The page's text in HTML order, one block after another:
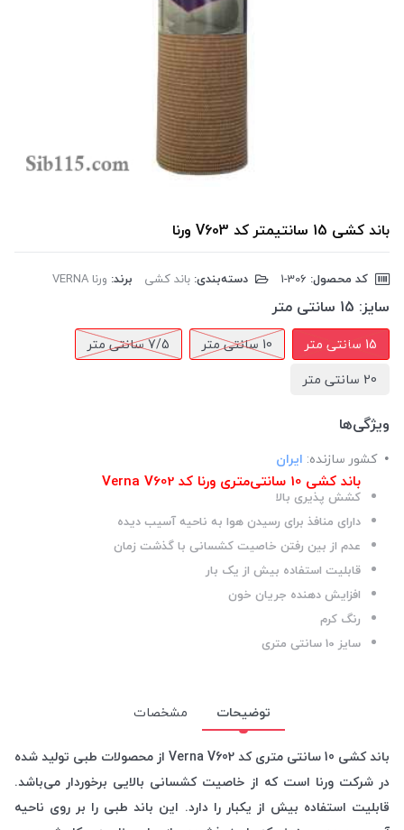
باند کشی 15 سانتیمتر کد V603 ورنا
کد محصول: دسته‌بندی: باند کشی برند: ورنا VERNA
سایز: 15 سانتی متر
15 سانتی متر 10 سانتی متر
7/5 سانتی متر
20 سانتی متر
ویژگی‌ها
کشور سازنده: ایران
باند کشی 10 سانتی‌متری ورنا کد Verna V602
کشش پذیری بالا
دارای منافذ برای رسیدن هوا به ناحیه آسیب دیده
عدم از بین رفتن خاصیت کشسانی با گذشت زمان
قابلیت استفاده بیش از یک بار
افزایش دهنده جریان خون
رنگ کرم
سایز 10 سانتی متری
توضیحات
مشخصات
باند کشی 10 سانتی متری کد Verna V602 از محصولات طبی تولید شده
در شرکت ورنا است که از خاصیت کشسانی بالایی برخوردار می‌باشد.
قابلیت استفاده بیش از یکبار را دارد. این باند طبی را بر روی ناحیه